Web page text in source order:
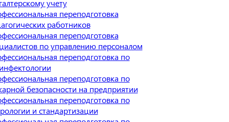
учету
переподготовка
работников
переподготовка
по управлению персоналом
переподготовка по
переподготовка по
безопасности на предприятии
переподготовка по
и стандартизации